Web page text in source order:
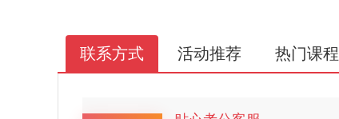
联系方式 活动推荐 热门课程